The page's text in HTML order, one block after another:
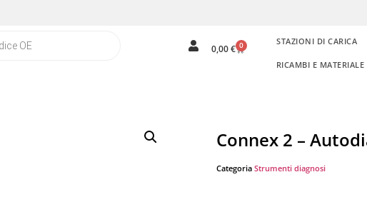
0,00€ 0 STAZIONI DI CARICA
RICAMBI E
Connex 2 –
Categoria Strumenti diagnosi